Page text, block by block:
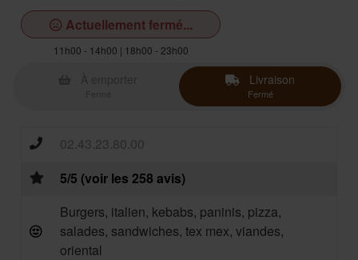
Actuellement fermé...
11h00 - 14h00 | 18h00 - 23h00
Livraison
Fermé
02.43.23.80.00
5/5 (voir les 258 avis)
Burgers, italien, kebabs, paninis, pizza,
salades, sandwiches, tex mex, viandes,
oriental